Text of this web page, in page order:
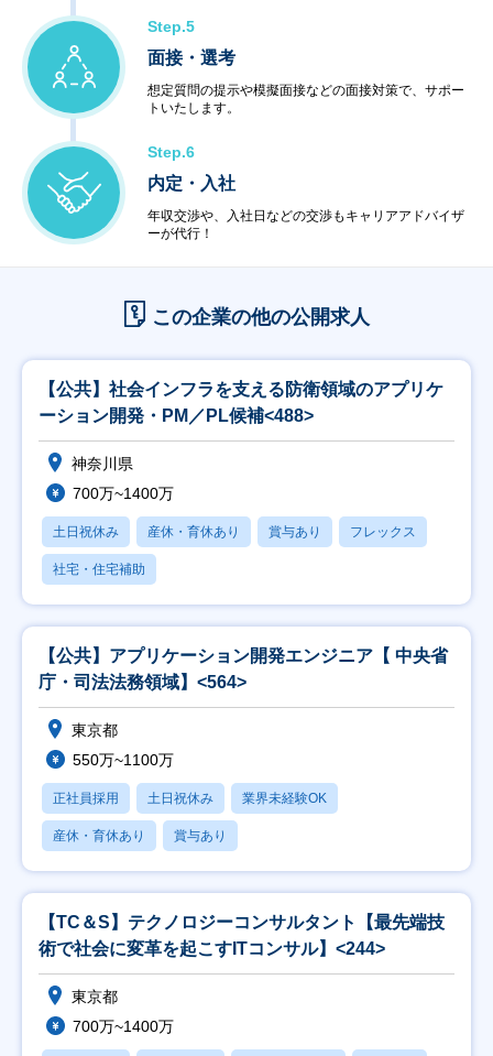
Step.5
面接・選考
想定質問の提示や模擬面接などの面接対策で、サポー
トいたします。
Step.6
内定・入社
年収交渉や、入社日などの交渉もキャリアアドバイザ
ーが代行！
この企業の他の公開求人
【公共】社会インフラを支える防衛領域のアプリケ
ーション開発・PM／PL候補<488>
神奈川県
700万~1400万
土日祝休み 産休・育休あり 賞与あり フレックス
社宅・住宅補助
【公共】アプリケーション開発エンジニア【 中央省
庁・司法法務領域】<564>
東京都
550万~1100万
正社員採用 土日祝休み 業界未経験OK
産休・育休あり 賞与あり
【TC＆S】テクノロジーコンサルタント【最先端技
術で社会に変革を起こすITコンサル】<244>
東京都
700万~1400万